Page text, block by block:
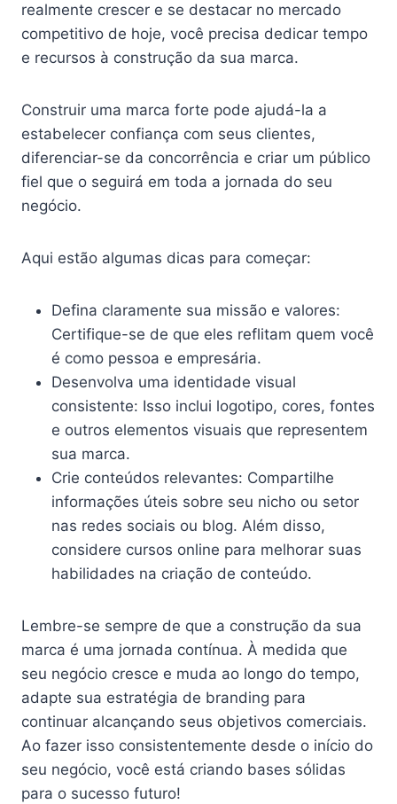
realmente crescer e se destacar no mercado
competitivo de hoje, você precisa dedicar tempo
e recursos à construção da sua marca.
Construir uma marca forte pode ajudá-la a
estabelecer confiança com seus clientes,
diferenciar-se da concorrência e criar um público
fiel que o seguirá em toda a jornada do seu
negócio.
Aqui estão algumas dicas para começar:
Defina claramente sua missão e valores:
Certifique-se de que eles reflitam quem você
é como pessoa e empresária.
Desenvolva uma identidade visual
consistente: Isso inclui logotipo, cores, fontes
e outros elementos visuais que representem
sua marca.
Crie conteúdos relevantes: Compartilhe
informações úteis sobre seu nicho ou setor
nas redes sociais ou blog. Além disso,
considere cursos online para melhorar suas
habilidades na criação de conteúdo.
Lembre-se sempre de que a construção da sua
marca é uma jornada contínua. À medida que
seu negócio cresce e muda ao longo do tempo,
adapte sua estratégia de branding para
continuar alcançando seus objetivos comerciais.
Ao fazer isso consistentemente desde o início do
seu negócio, você está criando bases sólidas
para o sucesso futuro!